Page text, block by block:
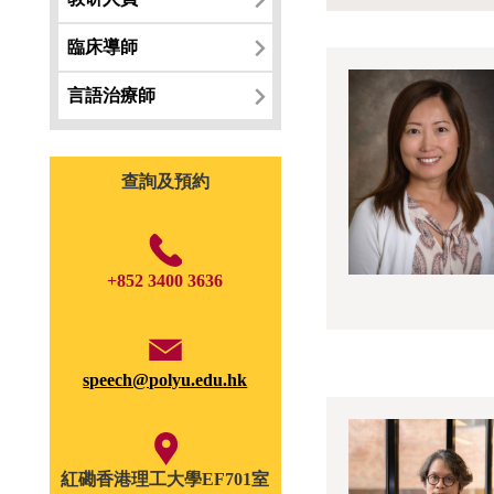
臨床導師
言語治療師
查詢及預約
+852 3400 3636
speech@polyu.edu.hk
紅磡香港理工大學EF701室